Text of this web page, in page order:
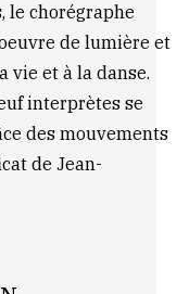
le chorégraphe
de lumière et
vie et à la danse.
interprètes se
des mouvements
de Jean-